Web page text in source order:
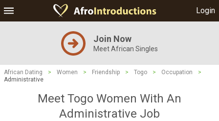
Login
Join Now
Meet African Singles
African Dating > Women > Friendship > Togo > Occupation
>
Administrative
Meet Togo Women With An
Administrative Job